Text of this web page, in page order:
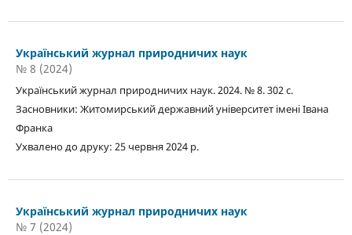
Український журнал природничих наук
№ 8 (2024)
Український журнал природничих наук. 2024. № 8. 302 с.
Засновники: Житомирський державний університет імені Івана
Франка
Ухвалено до друку: 25 червня 2024 р.
Український журнал природничих наук
№ 7 (2024)